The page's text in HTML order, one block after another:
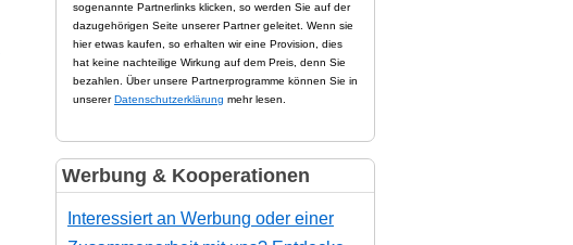
sogenannte Partnerlinks klicken, so werden Sie auf der
dazugehörigen Seite unserer Partner geleitet. Wenn sie
hier etwas kaufen, so erhalten wir eine Provision, dies
hat keine nachteilige Wirkung auf dem Preis, denn Sie
bezahlen. Über unsere Partnerprogramme können Sie in
unsererDatenschutzerklärung mehr lesen.
Werbung & Kooperationen
Interessiert an Werbung oder einer